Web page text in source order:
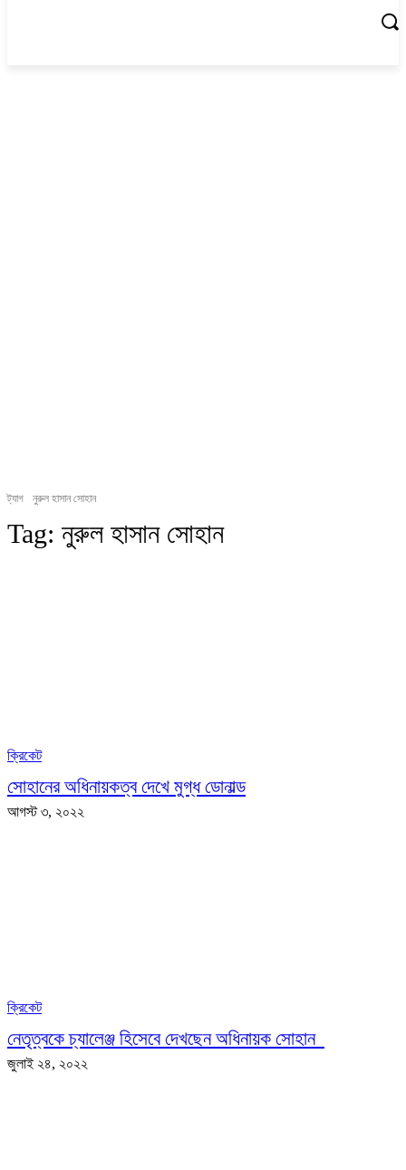
ট্যাগ নুরুল হাসান সোহান
Tag: নুরুল হাসান সোহান
ক্রিকেট
সোহানের অধিনায়কত্ব দেখে মুগ্ধ ডোনাল্ড
আগস্ট ৩, ২০২২
ক্রিকেট
নেতৃত্বকে চ্যালেঞ্জ হিসেবে দেখছেন অধিনায়ক সোহান
জুলাই ২৪, ২০২২